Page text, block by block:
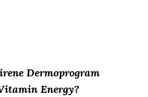
Dermoprogram
Energy?